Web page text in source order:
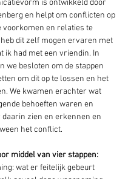
is ontwikkeld door
en helpt om conflicten op
voorkomen en relaties te
dit zelf mogen ervaren met
ik had met een vriendin. In
we besloten om de stappen
om dit op te lossen en het
We kwamen erachter wat
behoeften waren en
zien en erkennen en
het conflict.
middel van vier stappen:
wat er feitelijk gebeurt